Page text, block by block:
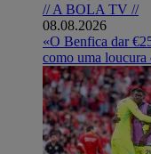
// A BOLA TV //
08.08.2026
«O Benfica dar
como uma loucura